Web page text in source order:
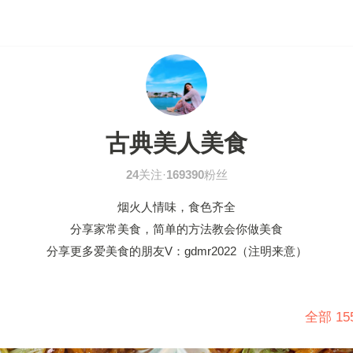
古典美人美食
24关注·169390粉丝
烟火人情味，食色齐全
分享家常美食，简单的方法教会你做美食
分享更多爱美食的朋友V：gdmr2022（注明来意）
全部